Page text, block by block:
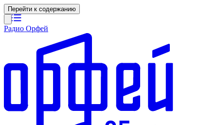
Перейти к содержанию
Радио Орфей